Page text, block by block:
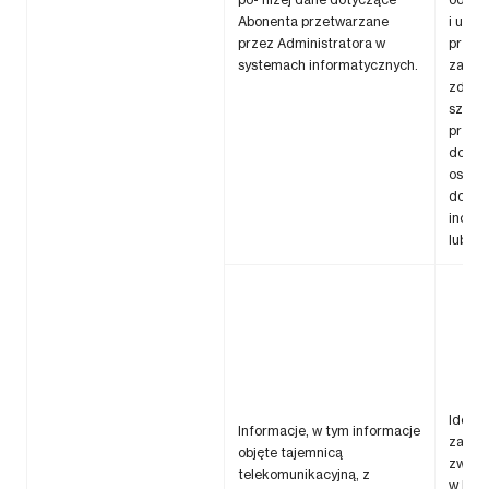
Abonenta przetwarzane
przez Administratora w
systemach informatycznych.
i usług
do
lub
Informacje, w tym informacje
objęte tajemnicą
telekomunikacyjną, z
w